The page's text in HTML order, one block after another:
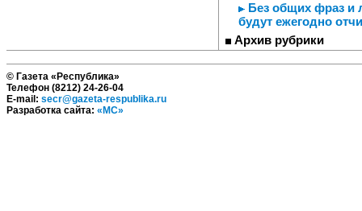
Без общих фраз и
будут ежегодно
Архив рубрики
© Газета «Республика»
Телефон (8212) 24-26-04
E-mail: secr@gazeta-respublika.ru
Разработка сайта: «МС»